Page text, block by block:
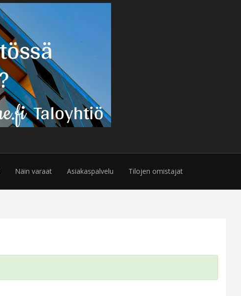
Näin varaat Asiakaspalvelu Tilojen omistajat